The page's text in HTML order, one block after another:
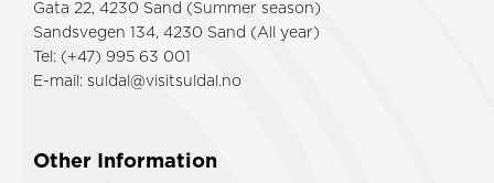
Gata 22, 4230 Sand (Summer season)
Sandsvegen 134, 4230 Sand (All year)
Tel: (+47) 995 63 001
E-mail: suldal@visitsuldal.no
Other Information